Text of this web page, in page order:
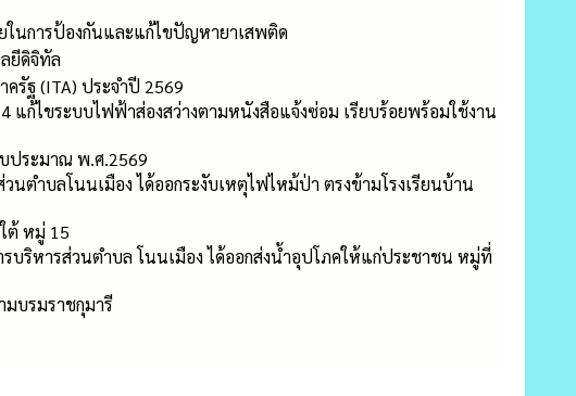
ในการป้องกันและแก้ไขปัญหายาเสพติด
ยีดิจิทัล
รัฐ (ITA) ประจำปี 2569
ก้ไขระบบไฟฟ้าส่องสว่างตามหนังสือแจ้งซ่อม เรียบร้อยพร้อมใช้งาน
ประมาณ พ.ศ.2569
ตำบลโนนเมือง ได้ออกระงับเหตุไฟไหม้ป่า ตรงข้ามโรงเรียนบ้าน
ต้ หมู่ 15
บริหารส่วนตำบล โนนเมือง ได้ออกส่งน้ำอุปโภคให้แก่ประชาชน หมู่ที่
บรมราชกุมารี